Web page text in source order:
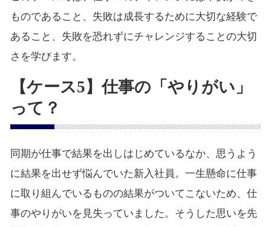
ものであること、失敗は成長するために大切な経験で
あること、失敗を恐れずにチャレンジすることの大切
さを学びます。
【ケース5】仕事の「やりがい」
って？
同期が仕事で結果を出しはじめているなか、思うよう
に結果を出せず悩んでいた新入社員。一生懸命に仕事
に取り組んでいるものの結果がついてこないため、仕
事のやりがいを見失っていました。そうした思いを先